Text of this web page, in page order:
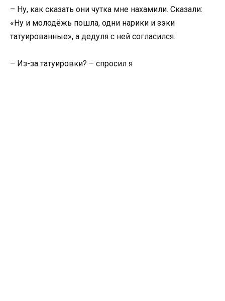
– Ну, как сказать они чутка мне нахамили. Сказали:
«Ну и молодёжь пошла, одни нарики и зэки
татуированные», а дедуля с ней согласился.
– Из-за татуировки? – спросил я